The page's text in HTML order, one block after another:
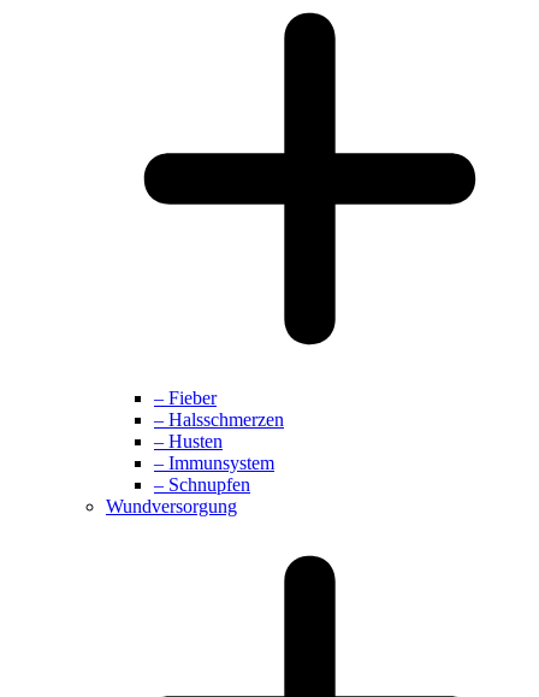
– Fieber
– Halsschmerzen
– Husten
– Immunsystem
– Schnupfen
Wundversorgung